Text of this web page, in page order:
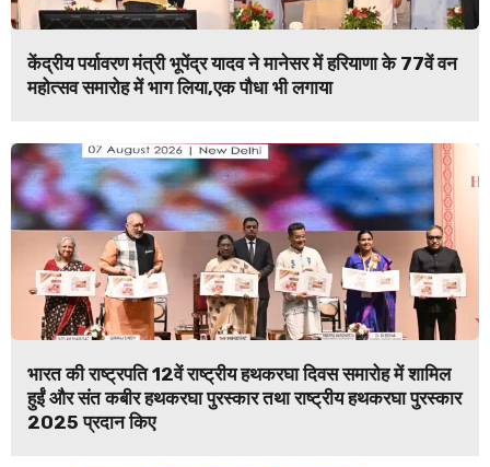
केंद्रीय पर्यावरण मंत्री भूपेंद्र यादव ने मानेसर में हरियाणा के 77वें वन
महोत्सव समारोह में भाग लिया,एक पौधा भी लगाया
भारत की राष्ट्रपति 12वें राष्ट्रीय हथकरघा दिवस समारोह में शामिल
हुईं और संत कबीर हथकरघा पुरस्कार तथा राष्ट्रीय हथकरघा पुरस्कार
2025 प्रदान किए